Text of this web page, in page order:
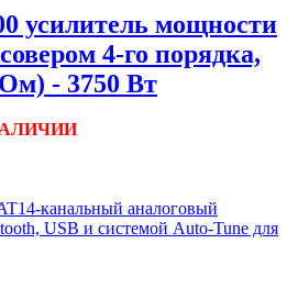
усилитель мощности
4-го порядка,
- 3750 Вт